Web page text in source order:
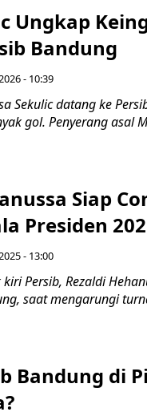
Ungkap
Bandung
- 10:39
Sekulic datang ke
gol. Penyerang asal
Siap
Presiden
- 13:00
kiri Persib, Rezaldi
saat mengarungi
Bandung di